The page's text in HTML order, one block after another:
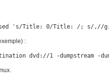
sed 's/Title: 0/Title: /; s/
:
dvd://1 -dumpstream -